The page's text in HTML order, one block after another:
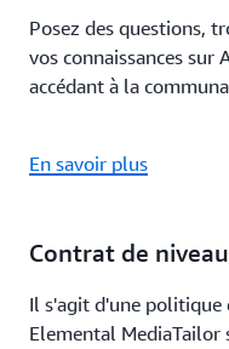
Posez des questions,
vos connaissances sur
accédant à la
En savoir plus
Contrat de
Il s'agit d'une
Elemental